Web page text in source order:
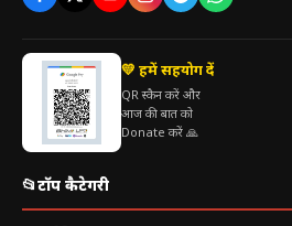
💛 हमें सहयोग दें
QR स्कैन करें और
आज की बात को
Donate करें 🙏
📂टॉप कैटेगरी